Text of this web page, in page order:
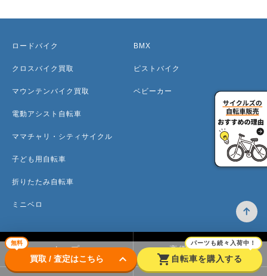
無料
買取 / 査定はこちら keyboard_arrow_down shopping_cart
パーツも続々入荷中！
自転車を購入する
ロードバイク
クロスバイク買取
マウンテンバイク買取
電動アシスト自転車
ママチャリ・シティサイクル
子ども用自転車
折りたたみ自転車
ミニベロ
BMX
ピストバイク
ベビーカー
トップ 高価買取のワケ